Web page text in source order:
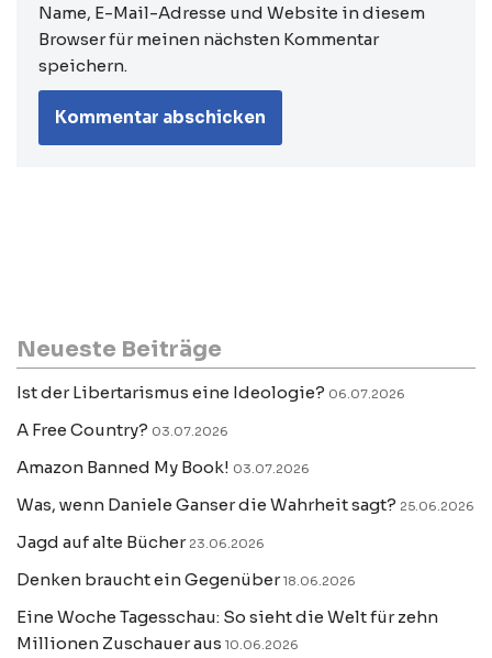
Name, E-Mail-Adresse und Website in diesem
Browser für meinen nächsten Kommentar
speichern.
Neueste Beiträge
Ist der Libertarismus eine Ideologie? 06.07.2026
A Free Country? 03.07.2026
Amazon Banned My Book! 03.07.2026
Was, wenn Daniele Ganser die Wahrheit sagt? 25.06.2026
Jagd auf alte Bücher 23.06.2026
Denken braucht ein Gegenüber 18.06.2026
Eine Woche Tagesschau: So sieht die Welt für zehn
Millionen Zuschauer aus 10.06.2026